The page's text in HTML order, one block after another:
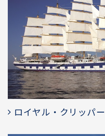
ロイヤル・クリッパー